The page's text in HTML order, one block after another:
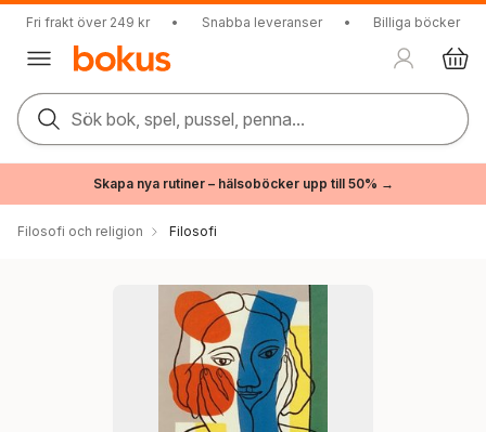
Fri frakt över 249 kr • Snabba leveranser • Billiga böcker
Sök bok, spel, pussel, penna...
Skapa nya rutiner – hälsoböcker upp till 50% →
Filosofi och religion Filosofi